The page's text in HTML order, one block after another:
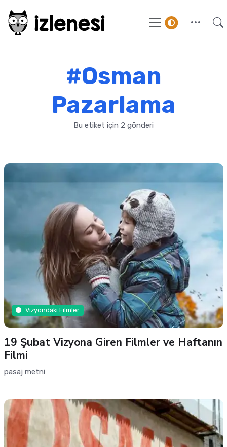
#Osman
Pazarlama
Bu etiket için 2 gönderi
Vizyondaki Filmler
19 Şubat Vizyona Giren Filmler ve Haftanın
Filmi
pasaj metni